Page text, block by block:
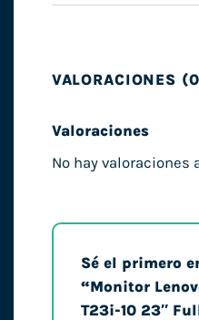
VALORACIONES
Valoraciones
No hay valoraciones
Sé el primero
“Monitor
T23i-10 23″